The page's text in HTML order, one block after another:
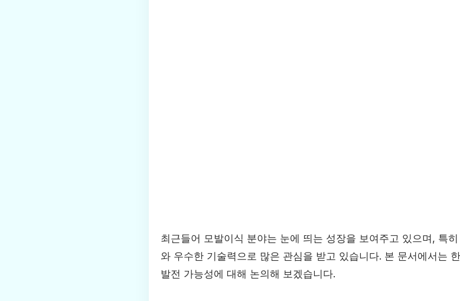
최근들어 모발이식 분야는 눈에 띄는 성장을 보여주고 있으며, 특히
와 우수한 기술력으로 많은 관심을 받고 있습니다. 본 문서에서는
발전 가능성에 대해 논의해 보겠습니다.